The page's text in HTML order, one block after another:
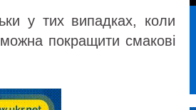
у тих випадках, коли
покращити смакові